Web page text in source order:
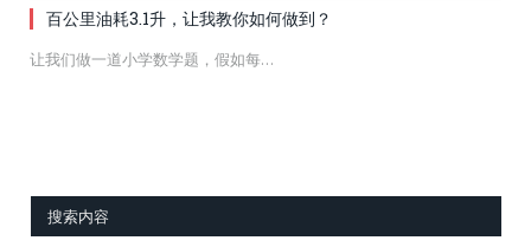
百公里油耗3.1升，让我教你如何做到？
让我们做一道小学数学题，假如每…
搜索内容